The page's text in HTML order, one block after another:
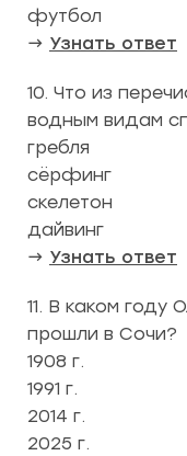
футбол
→ Узнать ответ
10. Что из
водным видам
гребля
сёрфинг
скелетон
дайвинг
→ Узнать ответ
11. В каком году
прошли в Сочи?
1908 г.
1991 г.
2014 г.
2025 г.